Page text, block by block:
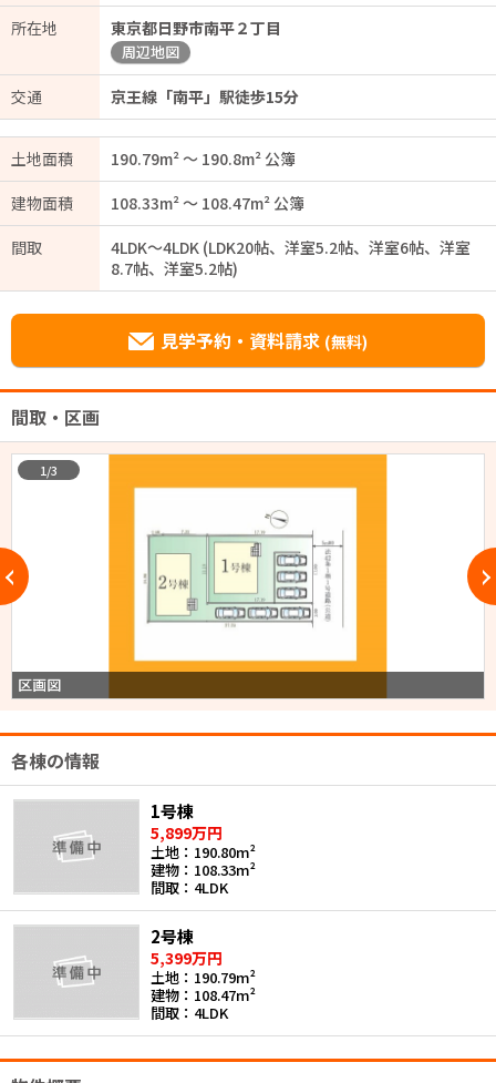
所在地 東京都日野市南平２丁目
周辺地図
交通 京王線「南平」駅徒歩15分
土地面積
190.79m² ～ 190.8m² 公簿
建物面積
108.33m² ～ 108.47m² 公簿
間取
4LDK～4LDK (LDK20帖、洋室5.2帖、洋室6帖、洋室
8.7帖、洋室5.2帖)
見学予約・資料請求 (無料)
間取・区画
区画図
1/3
各棟の情報
1号棟
5,899万円
土地：190.80m²
建物：108.33m²
間取：4LDK
2号棟
5,399万円
土地：190.79m²
建物：108.47m²
間取：4LDK